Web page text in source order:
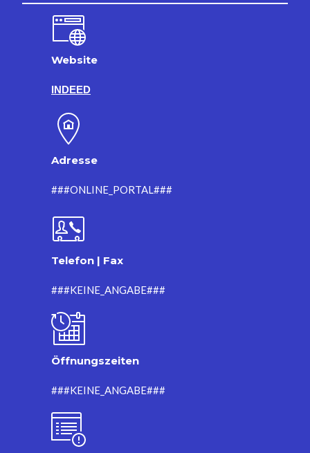
Website
INDEED
Adresse
###ONLINE_PORTAL###
Telefon | Fax
###KEINE_ANGABE###
Öffnungszeiten
###KEINE_ANGABE###